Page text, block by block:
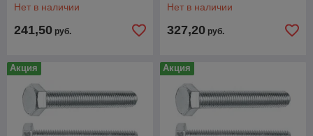
Нет в наличии
241,50 руб.
Нет в наличии
327,20 руб.
Акция Акция